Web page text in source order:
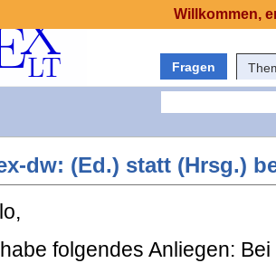
Fragen
dw: (Ed.) statt (Hrsg.)
folgendes Anliegen:
Willkommen,